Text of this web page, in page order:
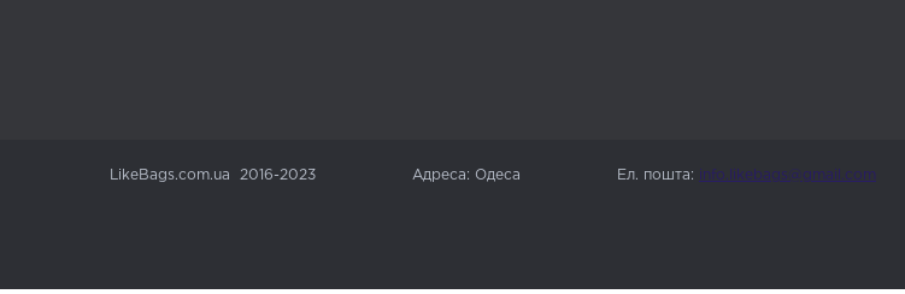
LikeBags.com.ua 2016-2023 Адреса: Одеса Ел. пошта: info.likebags@gmail.com